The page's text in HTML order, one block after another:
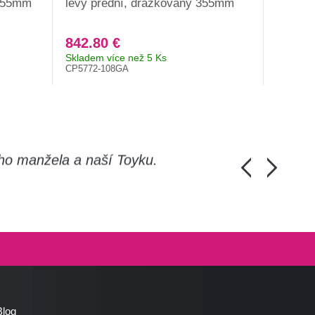
levý přední, drážkovaný 355mm
842.80 €
Skladem více než 5 Ks
CP5772-108GA
manžela a naší Toyku. Chlapi, moc
Honza Pánka,